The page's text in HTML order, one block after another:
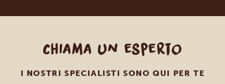
Chiama un esperto
I NOSTRI SPECIALISTI SONO QUI PER TE